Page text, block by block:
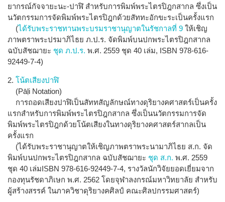
ยากรณ์กัจจายะนะ-ปาฬิ สำหรับการพิมพ์พระไตรปิฎกสากล ซึ่งเป็น
นวัตกรรมการจัดพิมพ์พระไตรปิฎกด้วยสัททะอักขะระเป็นครั้งแรก
(ได้รับพระราชทานพระบรมราชานุญาตในรัชกาลที่ 9 ให้เชิญ
ภาพตราพระปรมาภิไธย ภ.ป.ร. จัดพิมพ์บนปกพระไตรปิฎกสากล
ฉบับสัชฌายะ ชุด ภ.ป.ร. พ.ศ. 2559 ชุด 40 เล่ม, ISBN 978-616-
92449-7-4)
2. โน้ตเสียงปาฬิ
(Pāḷi Notation)
การถอดเสียงปาฬิเป็นสัททสัญลักษณ์ทางดุริยางคศาสตร์เป็นครั้ง
แรกสำหรับการพิมพ์พระไตรปิฎกสากล ซึ่งเป็นนวัตกรรมการจัด
พิมพ์พระไตรปิฎกด้วยโน้ตเสียงในทางดุริยางคศาสตร์สากลเป็น
ครั้งแรก
(ได้รับพระราชานุญาตให้เชิญภาพตราพระนามาภิไธย ส.ก. จัด
พิมพ์บนปกพระไตรปิฎกสากล ฉบับสัชฌายะ ชุด ส.ก. พ.ศ. 2559
ชุด 40 เล่มISBN 978-616-92449-7-4, รางวัลนักวิจัยยอดเยี่ยมจาก
กองทุนรัชดาภิเษก พ.ศ. 2562 โดยจุฬาลงกรณ์มหาวิทยาลัย สำหรับ
ผู้สร้างสรรค์ ในภาควิชาดุริยางคศิลป์ คณะศิลปกรรมศาสตร์)